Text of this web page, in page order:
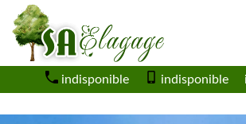
indisponible indisponible